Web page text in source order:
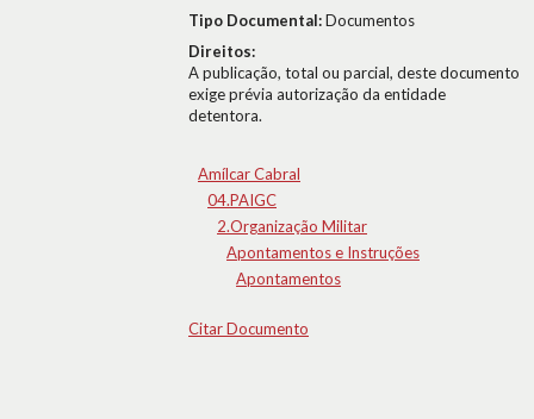
Tipo Documental:Documentos
Direitos:
A publicação, total ou parcial, deste documento
exige prévia autorização da entidade
detentora.
Amílcar Cabral
04.PAIGC
2.Organização Militar
Apontamentos e Instruções
Apontamentos
Citar Documento